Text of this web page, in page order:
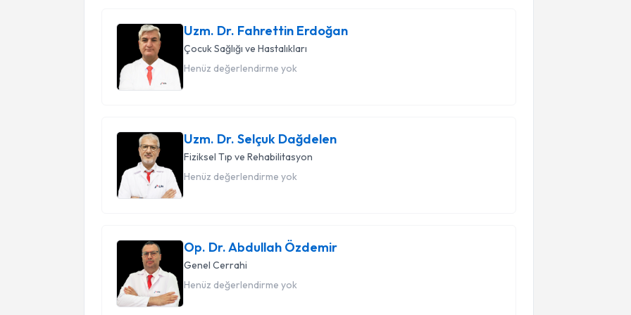
Hastalarımızı dinliyor, endişelerini anlayarak açık ve net iletişim kuruyoruz.
Kişiye Özel Yaklaşım
Her bireyin ihtiyacı farklıdır. Bu nedenle her hastamız için özel tedavi planları
oluşturuyoruz.
Uzman ve Deneyimli Doktorlar
Kadromuz, kendi alanında deneyim kazanmış ve başarılarıyla öne çıkan hekimlerden
oluşur.
tercih ederiz.
Güçlü Hasta İlişkileri
Hekimlerimiz, hastalarıyla güvene dayalı bir ilişki kurarak tedavi süreci boyunca
Uzm. Dr. Fahrettin Erdoğan
Çocuk Sağlığı ve Hastalıkları
Henüz değerlendirme yok
Uzm. Dr. Selçuk Dağdelen
Fiziksel Tıp ve Rehabilitasyon
Henüz değerlendirme yok
Op. Dr. Abdullah Özdemir
Genel Cerrahi
Henüz değerlendirme yok